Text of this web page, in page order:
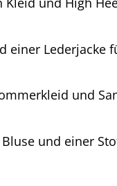
einer Lederjacke
und
und einer